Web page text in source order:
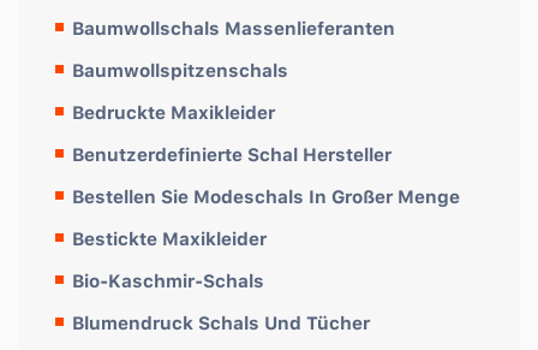
Baumwollschals Massenlieferanten
Baumwollspitzenschals
Bedruckte Maxikleider
Benutzerdefinierte Schal Hersteller
Bestellen Sie Modeschals In Großer Menge
Bestickte Maxikleider
Bio-Kaschmir-Schals
Blumendruck Schals Und Tücher